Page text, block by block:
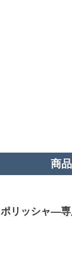
商
リッシャ―専